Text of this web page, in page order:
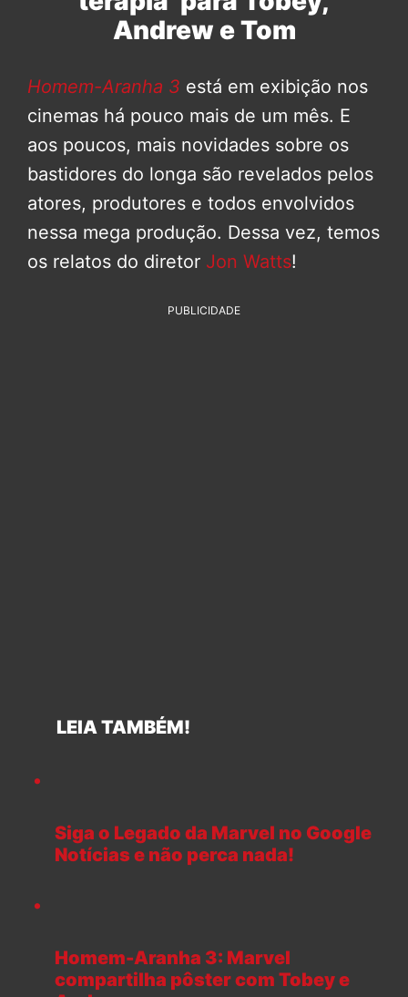
Andrew e Tom
Homem-Aranha 3 está em exibição nos
cinemas há pouco mais de um mês. E
aos poucos, mais novidades sobre os
bastidores do longa são revelados pelos
atores, produtores e todos envolvidos
nessa mega produção. Dessa vez, temos
os relatos do diretor Jon Watts!
PUBLICIDADE
LEIA TAMBÉM!
Siga o Legado da Marvel no Google
Notícias e não perca nada!
Homem-Aranha 3: Marvel
compartilha pôster com Tobey e